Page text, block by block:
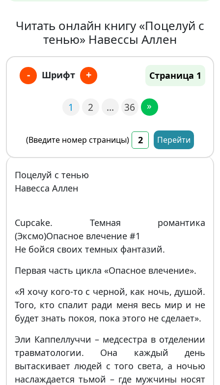
Читать онлайн книгу «Поцелуй с
тенью» Навессы Аллен
- Шрифт + Страница 1
1 2 … 36 »
(Введите номер страницы) Перейти
Поцелуй с тенью
Навесса Аллен
Cupcake. Темная романтика
(Эксмо)Опасное влечение #1
Не бойся своих темных фантазий.
Первая часть цикла «Опасное влечение».
«Я хочу кого-то с черной, как ночь, душой.
Того, кто спалит ради меня весь мир и не
будет знать покоя, пока этого не сделает».
Эли Каппеллуччи – медсестра в отделении
травматологии. Она каждый день
вытаскивает людей с того света, а ночью
наслаждается тьмой – где мужчины носят